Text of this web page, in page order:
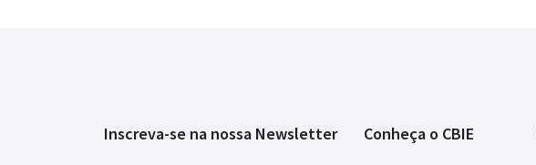
Inscreva-se na nossa Newsletter Conheça o CBIE